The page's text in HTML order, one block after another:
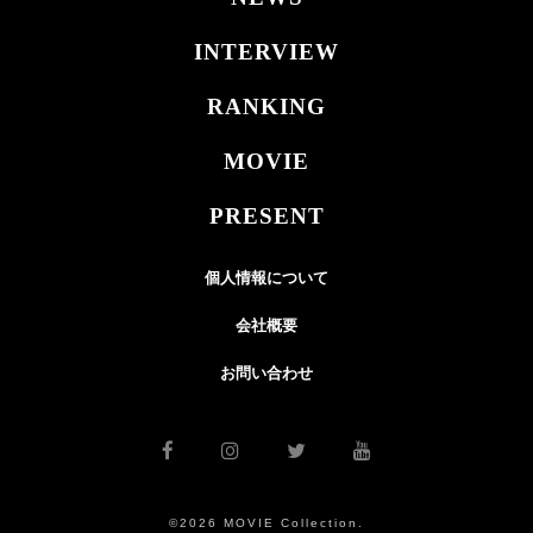
INTERVIEW
RANKING
MOVIE
PRESENT
個人情報について
会社概要
お問い合わせ
©2026 MOVIE Collection.